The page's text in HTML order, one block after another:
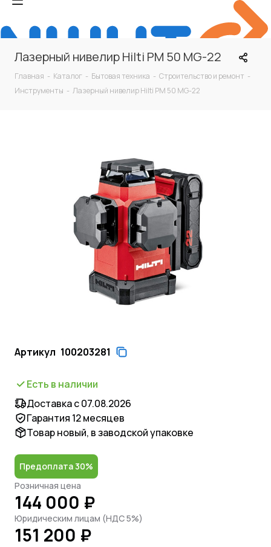
Лазерный нивелир Hilti PM 50 MG-22
Главная - Каталог - Бытовая техника - Строительство и ремонт -
Инструменты - Лазерный нивелир Hilti PM 50 MG-22
Артикул 100203281
Есть в наличии
Доставка с 07.08.2026
Гарантия 12 месяцев
Товар новый, в заводской упаковке
Предоплата 30%
Розничная цена
144 000 ₽
Юридическим лицам (НДС 5%)
151 200 ₽